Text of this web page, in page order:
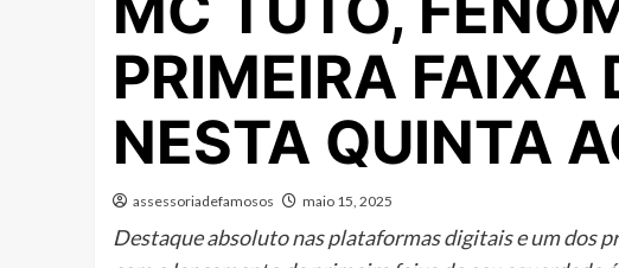
PRIMEIRA FAIXA
NESTA QUINTA
assessoriadefamosos maio 15, 2025
Destaque absoluto nas plataformas digitais e um dos